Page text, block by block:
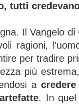
tutti
Il Vangelo
ragioni,
per tradire
più
a
. In quel